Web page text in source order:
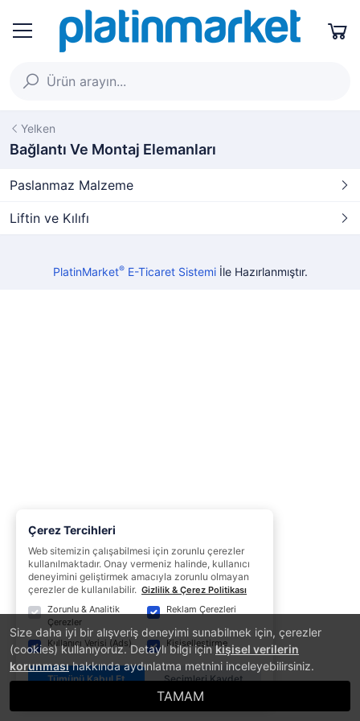
Size daha iyi bir alışveriş deneyimi sunabilmek için, çerezler
(cookies) kullanıyoruz. Detaylı bilgi içinkişisel verilerin
korunmasıhakkında aydınlatma metnini inceleyebilirsiniz.
TAMAM
Yelken
Bağlantı Ve Montaj Elemanları
Paslanmaz Malzeme
Liftin ve Kılıfı
PlatinMarket®E-Ticaret Sistemiİle Hazırlanmıştır.
Çerez Tercihleri
Web sitemizin çalışabilmesi için zorunlu çerezler
kullanılmaktadır. Onay vermeniz halinde, kullanıcı
deneyimini geliştirmek amacıyla zorunlu olmayan
çerezler de kullanılabilir. Gizlilik & Çerez Politikası
Zorunlu & Analitik
Çerezler
Reklam Çerezleri
Kullanıcı Verisi (Ads) Kişiselleştirme
Tümünü Kabul Et Seçimleri Kaydet